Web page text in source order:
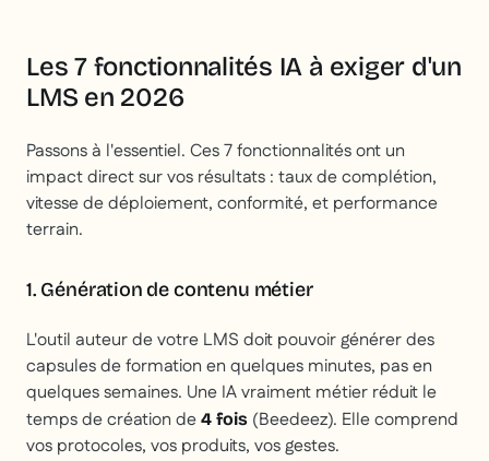
Les 7 fonctionnalités IA à exiger d'un
LMS en 2026
Passons à l'essentiel. Ces 7 fonctionnalités ont un
impact direct sur vos résultats : taux de complétion,
vitesse de déploiement, conformité, et performance
terrain.
1. Génération de contenu métier
L'outil auteur de votre LMS doit pouvoir générer des
capsules de formation en quelques minutes, pas en
quelques semaines. Une IA vraiment métier réduit le
temps de création de 4 fois (Beedeez). Elle comprend
vos protocoles, vos produits, vos gestes.